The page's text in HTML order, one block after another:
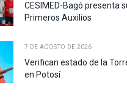
CESIMED-Bagó presenta
Primeros Auxilios
7 DE AGOSTO DE 2026
Verifican estado de la
en Potosí